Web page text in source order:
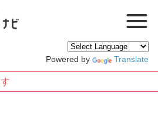
Powered by Translate